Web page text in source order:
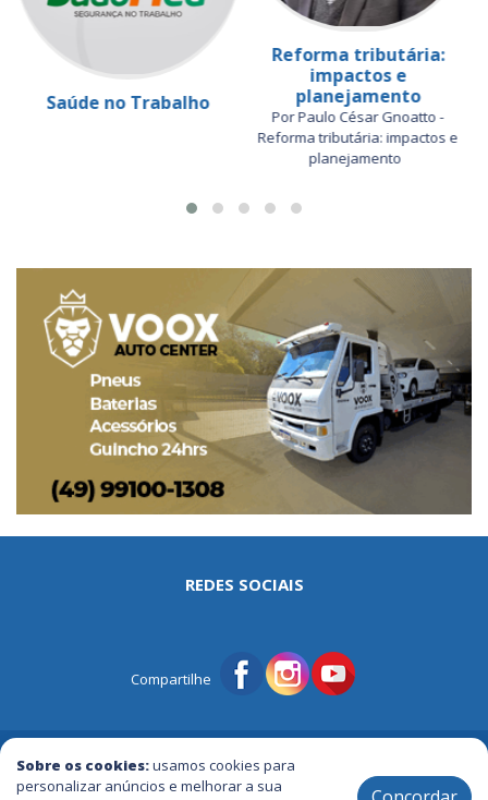
Saúde no Trabalho
Reforma tributária:
impactos e
planejamento
Por Paulo César Gnoatto -
Reforma tributária: impactos e
planejamento
Sobre os cookies:usamos cookies para
personalizar anúncios e melhorar a sua
REDES SOCIAIS
Compartilhe